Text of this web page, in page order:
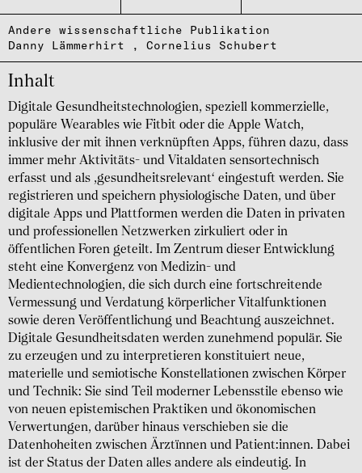
Andere wissenschaftliche Publikation
Danny Lämmerhirt
Cornelius Schubert
Inhalt
Digitale Gesundheitstechnologien, speziell kommerzielle,
populäre Wearables wie Fitbit oder die Apple Watch,
inklusive der mit ihnen verknüpften Apps, führen dazu, dass
immer mehr Aktivitäts- und Vitaldaten sensortechnisch
erfasst und als ‚gesundheitsrelevant‘ eingestuft werden. Sie
registrieren und speichern physiologische Daten, und über
digitale Apps und Plattformen werden die Daten in privaten
und professionellen Netzwerken zirkuliert oder in
öffentlichen Foren geteilt. Im Zentrum dieser Entwicklung
steht eine Konvergenz von Medizin- und
Medientechnologien, die sich durch eine fortschreitende
Vermessung und Verdatung körperlicher Vitalfunktionen
sowie deren Veröffentlichung und Beachtung auszeichnet.
Digitale Gesundheitsdaten werden zunehmend populär. Sie
zu erzeugen und zu interpretieren konstituiert neue,
materielle und semiotische Konstellationen zwischen Körper
und Technik: Sie sind Teil moderner Lebensstile ebenso wie
von neuen epistemischen Praktiken und ökonomischen
Verwertungen, darüber hinaus verschieben sie die
Datenhoheiten zwischen Ärztïnnen und Patient:innen. Dabei
ist der Status der Daten alles andere als eindeutig. In